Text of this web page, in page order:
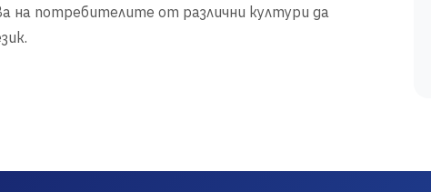
на потребителите от различни култури да